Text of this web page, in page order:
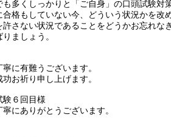
も多くしっかりと「ご自身」の口頭試験対
合格もしていない今、どういう状況かを改
許さない状況であることをどうかお忘れな
ましょう。
に有難うございます。
お祈り申し上げます。
験６回目様
にありがとうございます。